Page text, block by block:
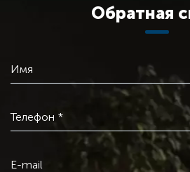
Обратная
Имя
Телефон *
E-mail